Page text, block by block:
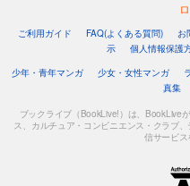
ご利用ガイド FAQ(よくある質問) お
示
個人情報保護
少年・青年マンガ
少女・女性マンガ
真集
ブックライブ（BookLive!）は、BookLive
ス、カルチュア・コンビニエンス・クラブ
信サービス